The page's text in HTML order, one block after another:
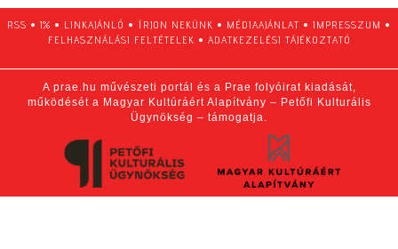
RSS • 1% • LINKAJÁNLÓ • ÍRJON NEKÜNK • MÉDIAAJÁNLAT • IMPRESSZUM •
FELHASZNÁLÁSI FELTÉTELEK • ADATKEZELÉSI TÁJÉKOZTATÓ
A prae.hu művészeti portál és a Prae folyóirat kiadását,
működését a Magyar Kultúráért Alapítvány – Petőfi Kulturális
Ügynökség – támogatja.